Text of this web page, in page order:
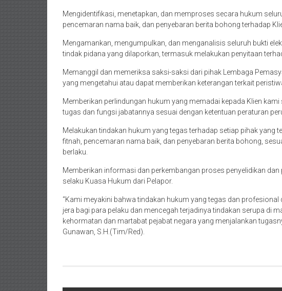
Mengidentifikasi, menetapkan, dan memproses secara hukum
pencemaran nama baik, dan penyebaran berita bohong terhadap
Mengamankan, mengumpulkan, dan menganalisis seluruh bukti
tindak pidana yang dilaporkan, termasuk melakukan penyitaan
Memanggil dan memeriksa saksi-saksi dari pihak Lembaga
yang mengetahui atau dapat memberikan keterangan terkait
Memberikan perlindungan hukum yang memadai kepada Klien
tugas dan fungsi jabatannya sesuai dengan ketentuan peraturan
Melakukan tindakan hukum yang tegas terhadap setiap pihak yang
fitnah, pencemaran nama baik, dan penyebaran berita bohong,
berlaku.
Memberikan informasi dan perkembangan proses penyelidikan
selaku Kuasa Hukum dari Pelapor.
“Kami meyakini bahwa tindakan hukum yang tegas dan
jera bagi para pelaku dan mencegah terjadinya tindakan serupa di
kehormatan dan martabat pejabat negara yang menjalankan
Gunawan, S.H.(Tim/Red).